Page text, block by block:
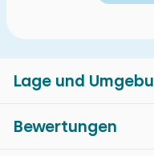
Ferienhaus
Einfamilienhaus
Lage und
Bewertungen